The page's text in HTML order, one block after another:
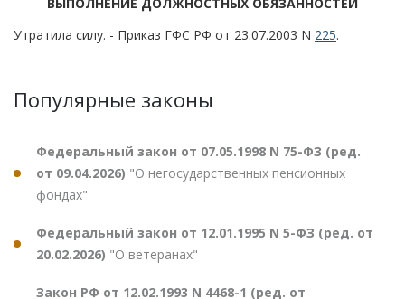
Утратила силу. - Приказ ГФС РФ от 23.07.2003 N 225.
Популярные законы
Федеральный закон от 07.05.1998 N 75-ФЗ (ред.
от 09.04.2026) "О негосударственных пенсионных
фондах"
Федеральный закон от 12.01.1995 N 5-ФЗ (ред. от
20.02.2026) "О ветеранах"
Закон РФ от 12.02.1993 N 4468-1 (ред. от